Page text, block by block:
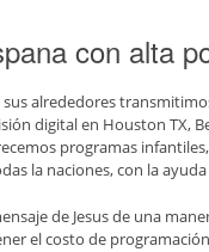
con alta
alrededores
digital en Houston TX,
programas
la naciones, con la
de Jesus de una
el costo de